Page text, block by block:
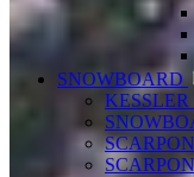
SNOWBOARD
KESSLER